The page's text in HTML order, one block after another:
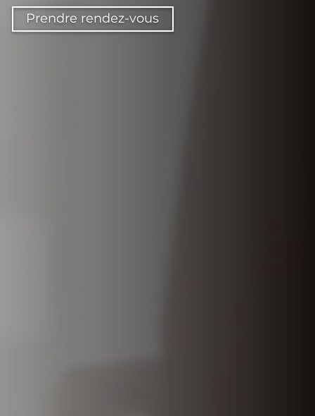
Prendre rendez-vous